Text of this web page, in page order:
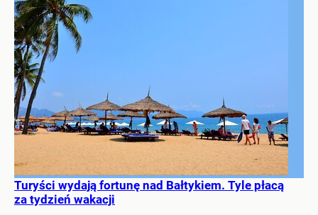
Turyści wydają fortunę nad Bałtykiem. Tyle płacą
za tydzień wakacji